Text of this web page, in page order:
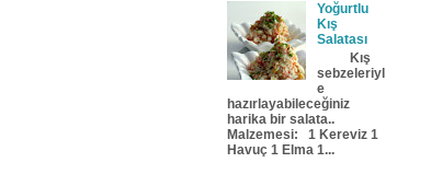
Yoğurtlu
Kış
Salatası
Kış
sebzeleriyl
e
hazırlayabileceğiniz
harika bir salata..
Malzemesi: 1 Kereviz 1
Havuç 1 Elma 1...